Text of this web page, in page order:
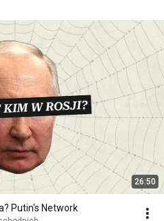
26:50
Putin's Network